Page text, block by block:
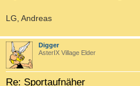
LG, Andreas
Digger
AsterIX Village Elder
Re: Sportaufnäher